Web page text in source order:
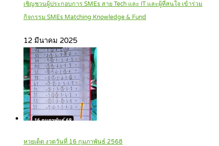
เชิญชวนผู้ประกอบการ SMEs สาย Tech และ IT และผู้ที่สนใจ เข้าร่วม
กิจกรรม SMEs Matching Knowledge & Fund
12 มีนาคม 2025
หวยเด็ด งวดวันที่ 16 กุมภาพันธ์ 2568